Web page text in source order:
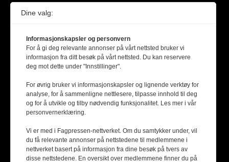
Dine valg:
Informasjonskapsler og personvern
For å gi deg relevante annonser på vårt nettsted bruker vi
informasjon fra ditt besøk på vårt nettsted. Du kan reservere
deg mot dette under "Innstillinger".
For øvrig bruker vi informasjonskapsler og lignende verktøy for
analyse, for å sammenligne nettlesere, tilpasse innhold til deg
og for å utvikle og tilby nødvendig funksjonalitet. Les mer i vår
personvernerklæring.
Vi er med i Fagpressen-nettverket. Om du samtykker under, vil
du få relevante annonser på nettstedene til medlemmene i
nettverket basert på informasjon fra dine besøk på tvers av
disse nettstedene. En oversikt over medlemmene finner du på